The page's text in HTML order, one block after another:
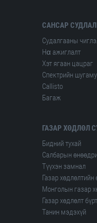
САНСАР
Судалгааны
Hα ажиглалт
Хэт ягаан цацраг
Спектрийн
Сallisto
Багаж
ГАЗАР ХӨДЛӨЛ
Бидний тухай
Салбарын
Түүхэн замнал
Газар хөдлөлтийн
Монголын газар
Газар хөдлөлт
Танин мэдэхүй